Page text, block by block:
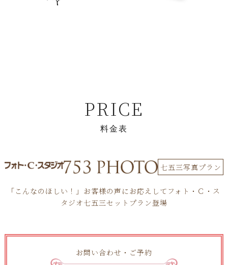
PRICE
料金表
七五三写真プラン
「こんなのほしい！」お客様の声にお応えしてフォト・Ｃ・ス
タジオ七五三セットプラン登場
お問い合わせ・ご予約